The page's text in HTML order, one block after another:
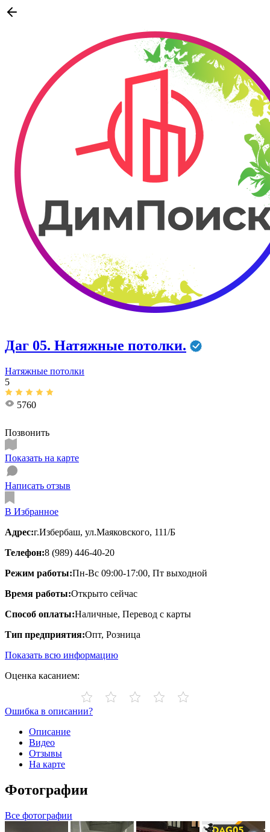
Даг 05. Натяжные потолки.
Натяжные потолки
5
5760
Позвонить
Показать на карте
Написать отзыв
В Избранное
Адрес:г.Избербаш, ул.Маяковского, 111/Б
Телефон:8 (989) 446-40-20
Режим работы:Пн-Вс 09:00-17:00, Пт выходной
Время работы:Открыто сейчас
Способ оплаты:Наличные, Перевод с карты
Тип предприятия:Опт, Розница
Показать всю информацию
Оценка касанием:
Ошибка в описании?
Описание
Видео
Отзывы
На карте
Фотографии
Все фотографии